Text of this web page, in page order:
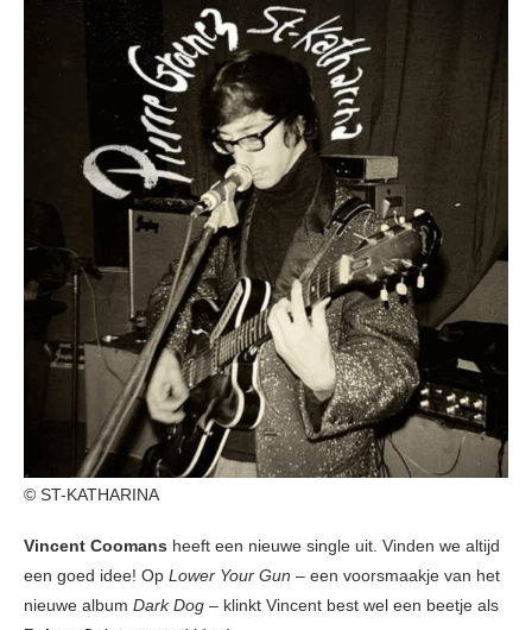
© ST-KATHARINA
Vincent Coomans heeft een nieuwe single uit. Vinden we altijd
een goed idee! Op Lower Your Gun – een voorsmaakje van het
nieuwe album Dark Dog – klinkt Vincent best wel een beetje als